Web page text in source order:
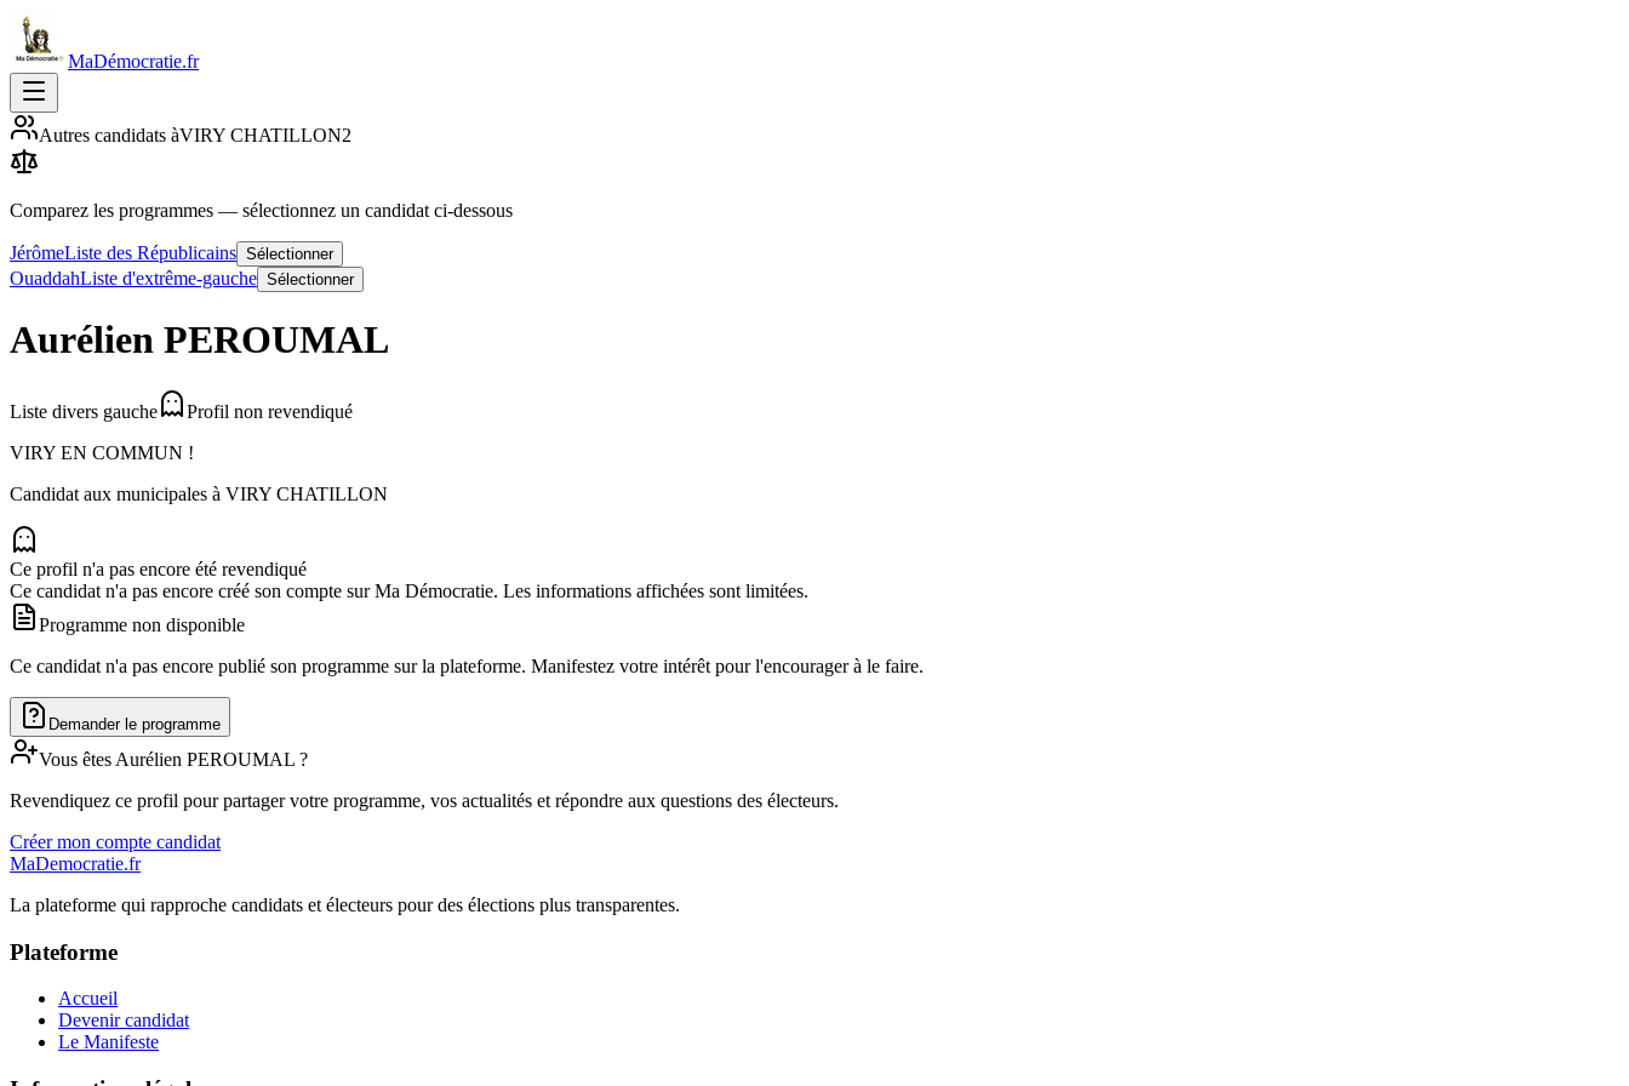
MaDémocratie.fr
Autres candidats àVIRY CHATILLON2
Comparez les programmes — sélectionnez un candidat ci-dessous
JérômeListe des Républicains Sélectionner
OuaddahListe d'extrême-gauche Sélectionner
Aurélien PEROUMAL
Liste divers gauche
Profil non revendiqué
VIRY EN COMMUN !
Candidat aux municipales à VIRY CHATILLON
Ce profil n'a pas encore été revendiqué
Ce candidat n'a pas encore créé son compte sur Ma Démocratie. Les informations affichées sont limitées.
Programme non disponible
Ce candidat n'a pas encore publié son programme sur la plateforme. Manifestez votre intérêt pour l'encourager à le faire.
Demander le programme
Vous êtes Aurélien PEROUMAL ?
Revendiquez ce profil pour partager votre programme, vos actualités et répondre aux questions des électeurs.
Créer mon compte candidat
MaDemocratie.fr
La plateforme qui rapproche candidats et électeurs pour des élections plus transparentes.
Plateforme
Accueil
Devenir candidat
Le Manifeste